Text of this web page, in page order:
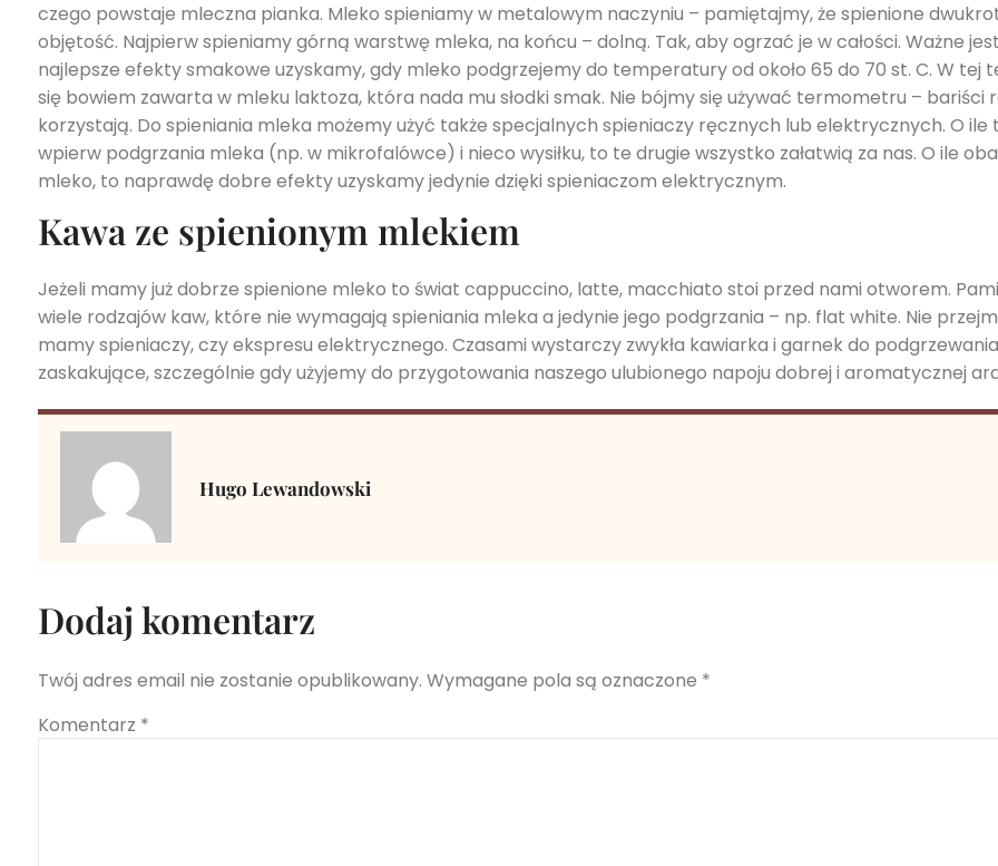
czego powstaje mleczna pianka. Mleko spieniamy w metalowym naczyniu – pamiętajmy, że spienione
objętość. Najpierw spieniamy górną warstwę mleka, na końcu – dolną. Tak, aby ogrzać je w całości. Ważne
najlepsze efekty smakowe uzyskamy, gdy mleko podgrzejemy do temperatury od około 65 do 70 st. C. W tej
się bowiem zawarta w mleku laktoza, która nada mu słodki smak. Nie bójmy się używać termometru – bariści
korzystają. Do spieniania mleka możemy użyć także specjalnych spieniaczy ręcznych lub elektrycznych. O
wpierw podgrzania mleka (np. w mikrofalówce) i nieco wysiłku, to te drugie wszystko załatwią za nas. O ile
mleko, to naprawdę dobre efekty uzyskamy jedynie dzięki spieniaczom elektrycznym.
Kawa ze spienionym mlekiem
Jeżeli mamy już dobrze spienione mleko to świat cappuccino, latte, macchiato stoi przed nami otworem.
wiele rodzajów kaw, które nie wymagają spieniania mleka a jedynie jego podgrzania – np. flat white. Nie
mamy spieniaczy, czy ekspresu elektrycznego. Czasami wystarczy zwykła kawiarka i garnek do
zaskakujące, szczególnie gdy użyjemy do przygotowania naszego ulubionego napoju dobrej i aromatycznej
Hugo Lewandowski
Dodaj komentarz
Twój adres email nie zostanie opublikowany. Wymagane pola są oznaczone *
Komentarz *